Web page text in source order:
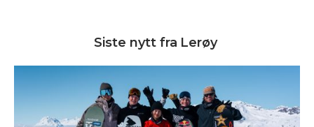
Siste nytt fra Lerøy